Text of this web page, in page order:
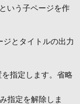
いう子ページを作
ジとタイトルの出力
指定します。省略
指定を解除しま